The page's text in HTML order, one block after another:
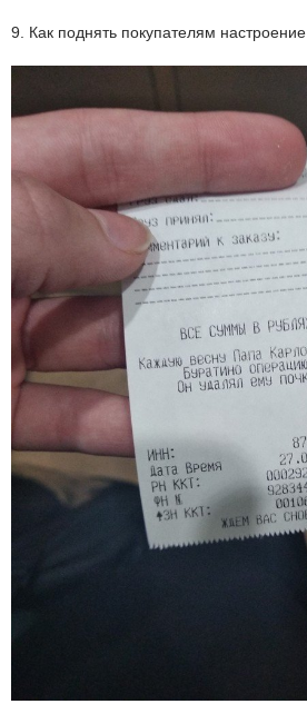
9. Как поднять покупателям настроение